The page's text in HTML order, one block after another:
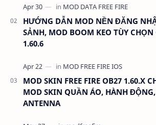
HƯỚNG DẪN MOD NỀN ĐĂNG
SẢNH, MOD BOOM KEO TÙY CHỌN
1.60.6
MOD SKIN FREE FIRE OB27 1.60.X
MOD SKIN QUẦN ÁO, HÀNH
ANTENNA